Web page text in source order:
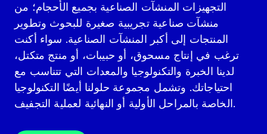
التجهيزات المنشآت الصناعية بجميع الأحجام؛ من
منشآت صناعية تجريبية صغيرة للبحوث وتطوير
المنتجات إلى أكبر المنشآت الصناعية. سواء أكنت
ترغب في إنتاج مسحوق، أو حبيبات، أو منتج متكتل،
لدينا الخبرة والتكنولوجيا والمعدات التي تتناسب مع
احتياجاتك. وتشمل مجموعة حلولنا أيضًا التكنولوجيا
الخاصة بالمراحل الأولية أو النهائية لعملية التجفيف.